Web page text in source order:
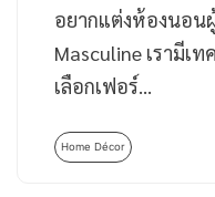
อยากแต่งห้องนอน
Masculine เรามีเ
เลือกเฟอร์…
Home Décor